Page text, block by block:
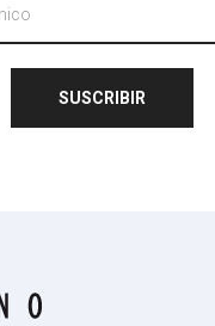
SUSCRIBIR